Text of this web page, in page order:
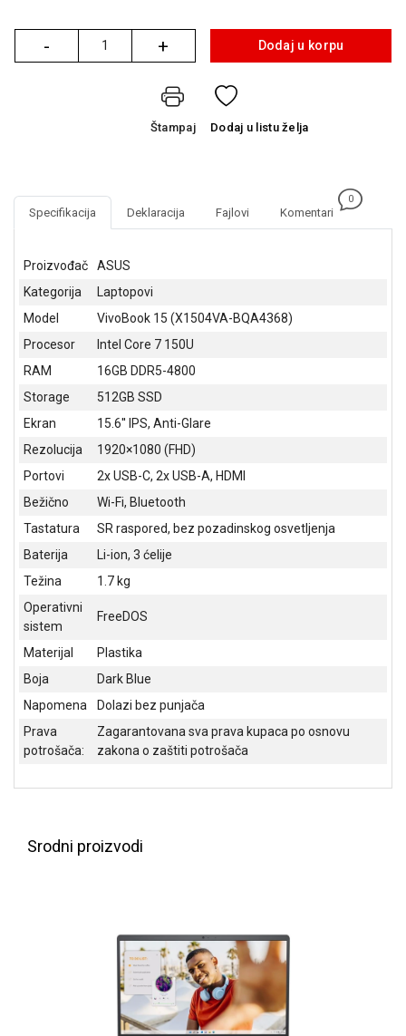
I KAMERE
KABLOVI I
KANCELARIJSKI
SVE
KUĆU
ŠKOLSKI
BICIKLE
FITNES
BAŠTA
OUTLET
KRIPTO
-
Količina + Dodaj u korpu
Štampaj Dodaj u listu želja
Specifikacija Deklaracija Fajlovi Komentari
0
Proizvođač
ASUS
Kategorija
Laptopovi
Model
VivoBook 15 (X1504VA-BQA4368)
Procesor
Intel Core 7 150U
RAM
16GB DDR5-4800
Storage
512GB SSD
Ekran
15.6'' IPS, Anti-Glare
Rezolucija
1920×1080 (FHD)
Portovi
2x USB-C, 2x USB-A, HDMI
Bežično
Wi-Fi, Bluetooth
Tastatura
SR raspored, bez pozadinskog osvetljenja
Baterija
Li-ion, 3 ćelije
Težina
1.7 kg
Operativni
sistem
FreeDOS
Materijal
Plastika
Boja
Dark Blue
Napomena
Dolazi bez punjača
Prava
potrošača:
Zagarantovana sva prava kupaca po osnovu
zakona o zaštiti potrošača
Srodni proizvodi